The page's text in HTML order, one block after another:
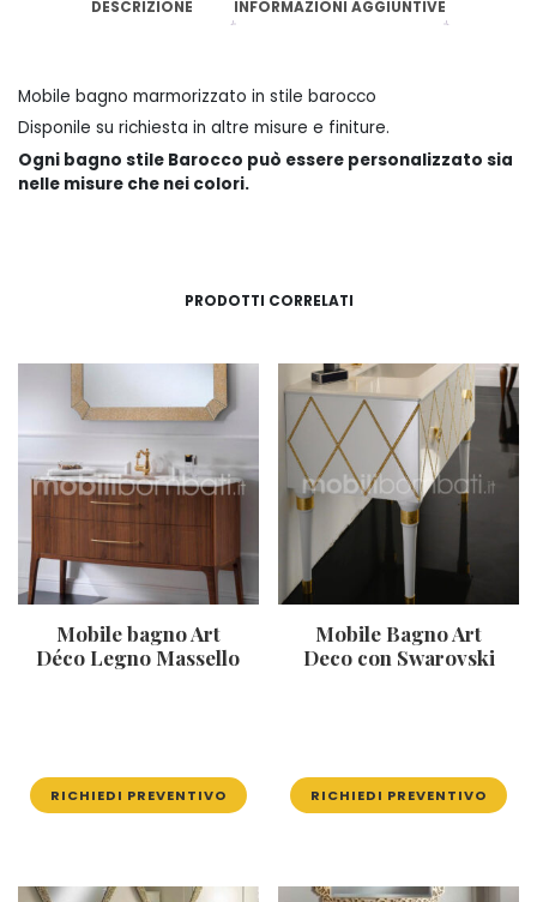
DESCRIZIONE INFORMAZIONI AGGIUNTIVE
Mobile bagno marmorizzato in stile barocco
Disponile su richiesta in altre misure e finiture.
Ogni bagno stile Barocco può essere personalizzato sia
nelle misure che nei colori.
PRODOTTI CORRELATI
Mobile bagno Art
Déco Legno Massello
RICHIEDI PREVENTIVO
Mobile Bagno Art
Deco con Swarovski
RICHIEDI PREVENTIVO